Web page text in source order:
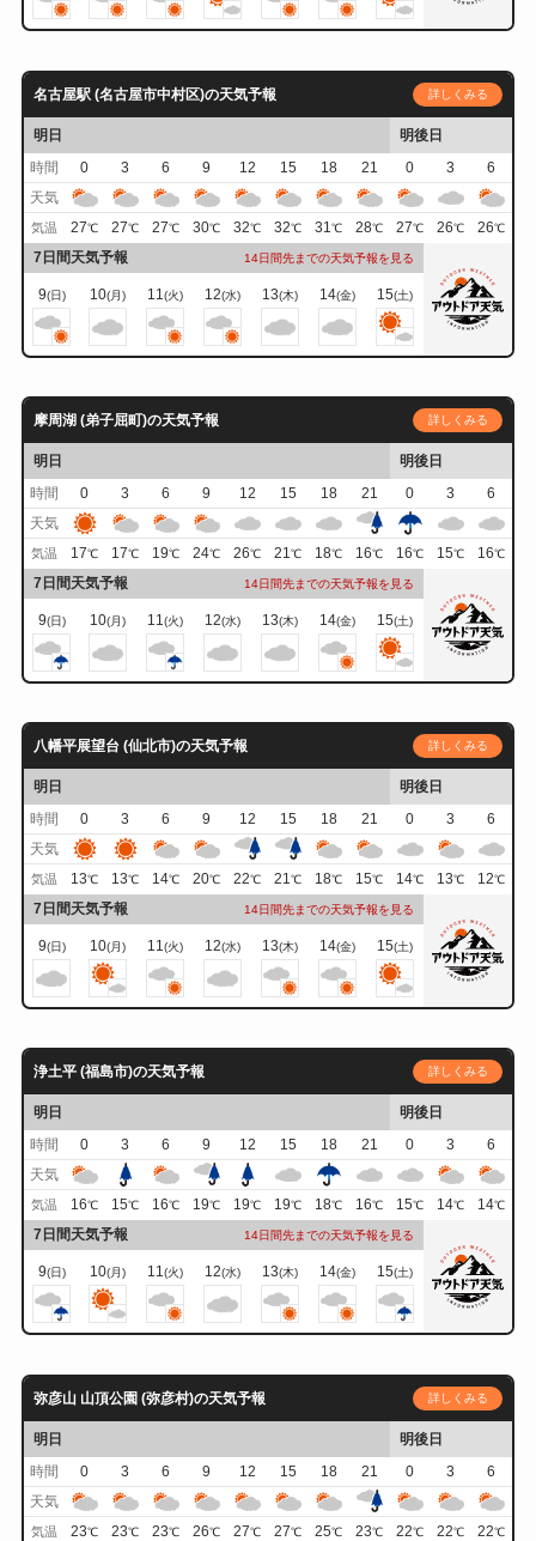
名古屋駅 (名古屋市中村区)の天気予報 詳しくみる
明日
明後日
時間
0 3 6 9 12 15 18 21 0 3
6
天気
気温 27℃ 27℃ 27℃ 30℃ 32℃ 32℃ 31℃ 28℃ 27℃ 26℃ 26℃
7日間天気予報 14日間先までの天気予報を見る
9(日) 10(月) 11 (火) 12(水) 13(木) 14(金) 15(土)
摩周湖 (弟子屈町)の天気予報 詳しくみる
明日
明後日
時間
0 3 6 9 12 15 18 21 0 3
6
天気
気温 17℃ 17℃ 19℃ 24℃ 26℃ 21℃ 18℃ 16℃ 16℃ 15℃ 16℃
7日間天気予報 14日間先までの天気予報を見る
9(日) 10(月) 11(火) 12(水) 13(木) 14(金) 15(土)
八幡平展望台 (仙北市)の天気予報 詳しくみる
明日
明後日
時間
0 3 6 9 12 15 18 21 0 3
6
天気
気温 13℃ 13℃ 14℃ 20℃ 22℃ 21℃ 18℃ 15℃ 14℃ 13℃ 12℃
7日間天気予報 14日間先までの天気予報を見る
9(日) 10(月) 11(火) 12(水) 13(木) 14(金) 15(土)
浄土平 (福島市)の天気予報 詳しくみる
明日
明後日
時間
0 3 6 9 12 15 18 21 0 3
6
天気
気温 16℃ 15℃ 16℃ 19℃ 19℃ 19℃ 18℃ 16℃ 15℃ 14℃ 14℃
7日間天気予報 14日間先までの天気予報を見る
9(日) 10(月) 11(火) 12(水) 13(木) 14(金) 15(土)
弥彦山 山頂公園 (弥彦村)の天気予報 詳しくみる
明日
明後日
時間
0 3 6 9 12 15 18 21 0 3
6
天気
気温 23℃ 23℃ 23℃ 26℃ 27℃ 27℃ 25℃ 23℃ 22℃ 22℃ 22℃